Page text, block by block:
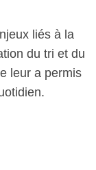
liés à la
du tri et du
leur a permis